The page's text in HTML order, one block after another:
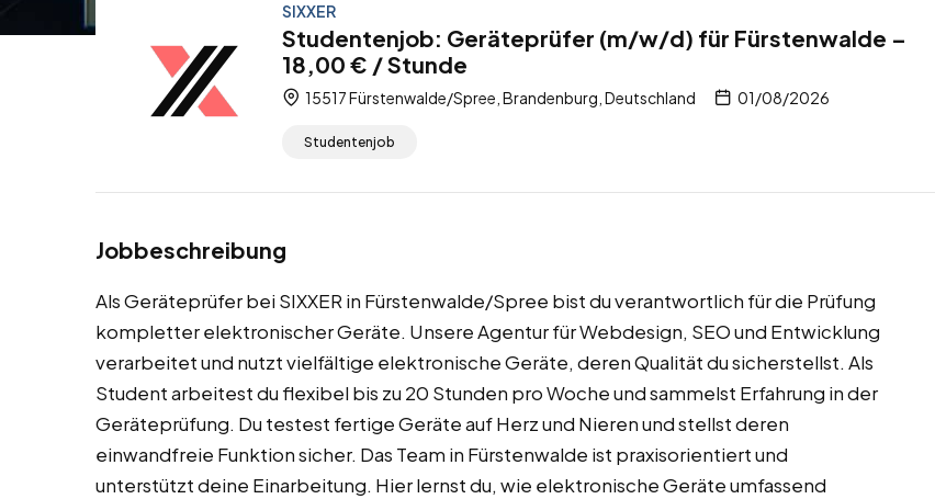
SIXXER
Studentenjob: Geräteprüfer (m/w/d) für Fürstenwalde –
18,00 € / Stunde
15517 Fürstenwalde/Spree, Brandenburg, Deutschland 01/08/2026
Studentenjob
Jobbeschreibung
Als Geräteprüfer bei SIXXER in Fürstenwalde/Spree bist du verantwortlich für die Prüfung
kompletter elektronischer Geräte. Unsere Agentur für Webdesign, SEO und Entwicklung
verarbeitet und nutzt vielfältige elektronische Geräte, deren Qualität du sicherstellst. Als
Student arbeitest du flexibel bis zu 20 Stunden pro Woche und sammelst Erfahrung in der
Geräteprüfung. Du testest fertige Geräte auf Herz und Nieren und stellst deren
einwandfreie Funktion sicher. Das Team in Fürstenwalde ist praxisorientiert und
unterstützt deine Einarbeitung. Hier lernst du, wie elektronische Geräte umfassend